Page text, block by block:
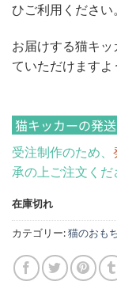
ひご利用ください
お届けする猫キッ
ていただけますよ
猫キッカーの発
受注制作のため、
承の上ご注文くだ
在庫切れ
カテゴリー:猫のおも